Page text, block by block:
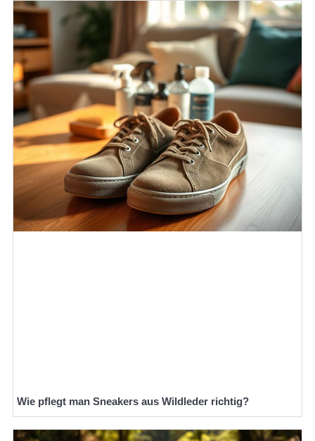
Wie pflegt man Sneakers aus Wildleder richtig?